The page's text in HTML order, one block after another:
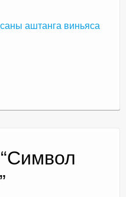
аштанга виньяса
Символ
”